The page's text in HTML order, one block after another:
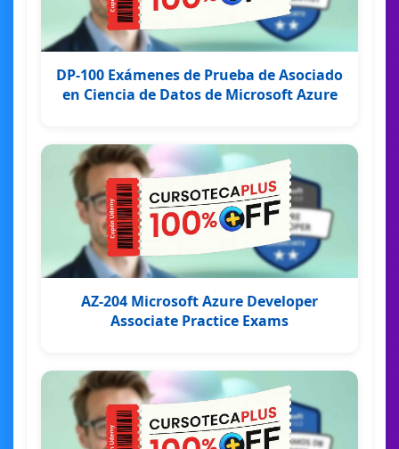
DP-100 Exámenes de Prueba de Asociado
en Ciencia de Datos de Microsoft Azure
AZ-204 Microsoft Azure Developer
Associate Practice Exams